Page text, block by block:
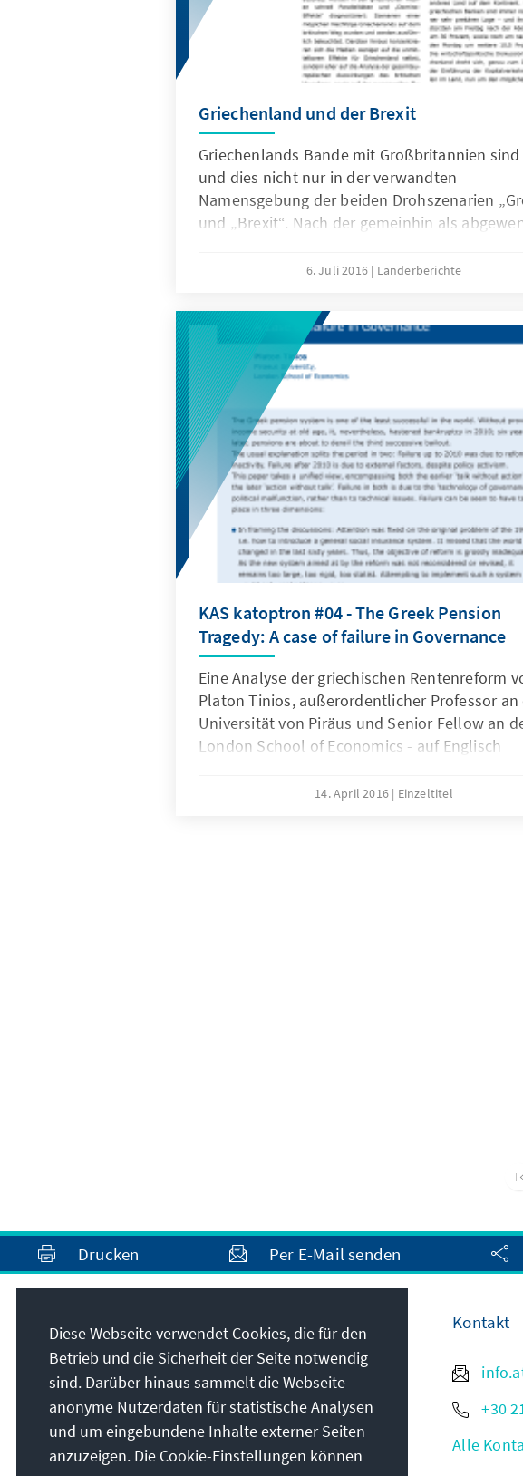
Griechenland und der Brexit
Griechenlands Bande mit Großbritannien sind
und dies nicht nur in der verwandten
Namensgebung der beiden Drohszenarien
und „Brexit“. Nach der gemeinhin als
Vereinigte Königreich, das seine Drohung
Gemeinschaft verlassen wird. In Griechenland
diese Entwicklung gleichermaßen Erstaunen
Unruhe aus. Grundlage bieten dafür die eigene,
jüngste europapolitische Vergangenheit
Griechenlands, die engen ökonomischen und
gesellschaftlichen Beziehungen zwischen
Ländern.
6. Juli 2016 Länderberichte
KAS katoptron #04 - The Greek Pension
Tragedy: A case of failure in Governance
Eine Analyse der griechischen Rentenreform
Platon Tinios, außerordentlicher Professor an
Universität von Piräus und Senior Fellow an
London School of Economics - auf Englisch
14. April 2016 Einzeltitel
Drucken Per E-Mail senden
Anschrift
Konrad-Adenauer-Stiftung e.V.
Auslandsbüro Griechenland und Zypern
Mourouzi 8
10674Athen
Griechenland
Kontakt
+30
Alle
Diese Webseite verwendet Cookies, die für den
Betrieb und die Sicherheit der Seite notwendig
sind. Darüber hinaus sammelt die Webseite
anonyme Nutzerdaten für statistische Analysen
und um eingebundene Inhalte externer Seiten
anzuzeigen. Die Cookie-Einstellungen können